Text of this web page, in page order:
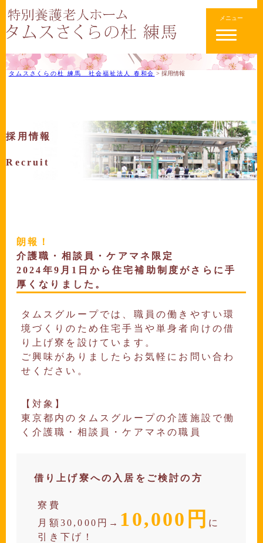
メニュー
タムスさくらの杜 練馬 社会福祉法人 春和会 >採用情報
採用情報
Recruit
朗報！
介護職・相談員・ケアマネ限定
2024年9月1日から住宅補助制度がさらに手
厚くなりました。
タムスグループでは、職員の働きやすい環
境づくりのため住宅手当や単身者向けの借
り上げ寮を設けています。
ご興味がありましたらお気軽にお問い合わ
せください。
【対象】
東京都内のタムスグループの介護施設で働
く介護職・相談員・ケアマネの職員
借り上げ寮への入居をご検討の方
寮費
月額30,000円→ 10,000円 に
引き下げ！